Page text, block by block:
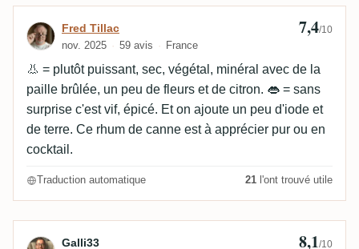
Avis de Fred Tillac
Fred Tillac
nov. 2025 59 avis France
7,4/10
👃 = plutôt puissant, sec, végétal, minéral avec de la
paille brûlée, un peu de fleurs et de citron. 👄 = sans
surprise c'est vif, épicé. Et on ajoute un peu d'iode et
de terre. Ce rhum de canne est à apprécier pur ou en
cocktail.
Traduction automatique 21 l'ont trouvé utile
Avis de Galli33
Galli33 8,1/10